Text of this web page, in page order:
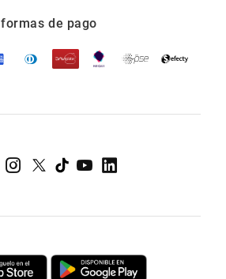
formas de pago